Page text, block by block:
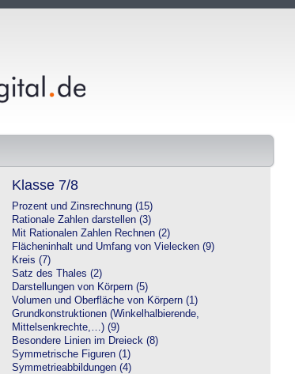
Klasse 7/8
Prozent und Zinsrechnung (15)
Rationale Zahlen darstellen (3)
Mit Rationalen Zahlen Rechnen (2)
Flächeninhalt und Umfang von Vielecken (9)
Kreis (7)
Satz des Thales (2)
Darstellungen von Körpern (5)
Volumen und Oberfläche von Körpern (1)
Grundkonstruktionen (Winkelhalbierende,
Mittelsenkrechte,…) (9)
Besondere Linien im Dreieck (8)
Symmetrische Figuren (1)
Symmetrieabbildungen (4)